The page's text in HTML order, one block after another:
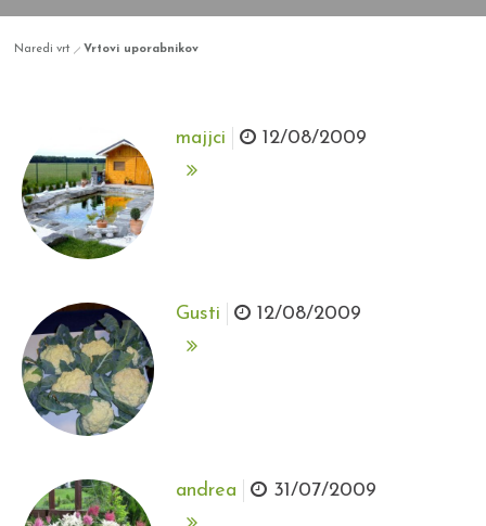
Naredi vrt Vrtovi uporabnikov
majjci 12/08/2009
Gusti 12/08/2009
andrea 31/07/2009